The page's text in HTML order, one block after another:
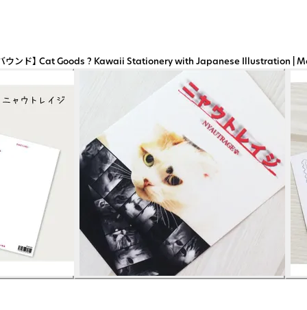
インバウンド】 Cat Goods ? Kawaii Stationery with Japanese Illustration